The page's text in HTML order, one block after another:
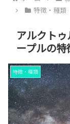
特徴・種類
アルクト
ープルの特
特徴・種類